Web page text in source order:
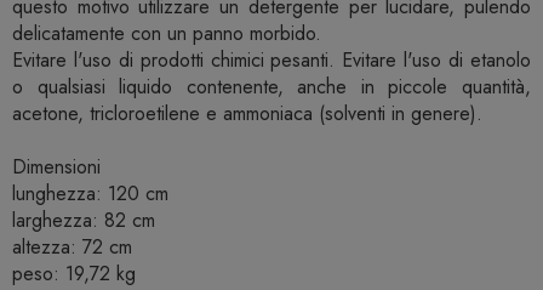
questo motivo utilizzare un detergente per lucidare, pulendo
delicatamente con un panno morbido.
Evitare l'uso di prodotti chimici pesanti. Evitare l'uso di etanolo
o qualsiasi liquido contenente, anche in piccole quantità,
acetone, tricloroetilene e ammoniaca (solventi in genere).
Dimensioni
lunghezza: 120 cm
larghezza: 82 cm
altezza: 72 cm
peso: 19,72 kg